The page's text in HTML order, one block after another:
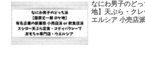
なにわ男子のど
地】天ぷら・ク
エルシア 小売店